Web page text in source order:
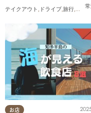
テイクアウト ドライブ 旅行 観光,
お店